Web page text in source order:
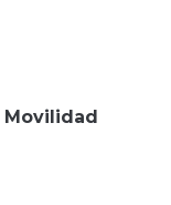
Movilidad